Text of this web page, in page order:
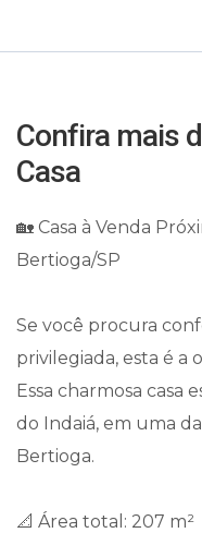
Confira mais
Casa
🏡 Casa à Venda
Bertioga/SP
Se você procura
privilegiada, esta é a
Essa charmosa casa
do Indaiá, em uma
Bertioga.
📐 Área total: 207 m²